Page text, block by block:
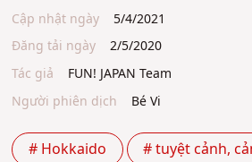
Cập nhật ngày
5/4/2021
Đăng tải ngày
2/5/2020
Tác giả
FUN! JAPAN Team
Người phiên dịch
Bé Vi
# Hokkaido # tuyệt cảnh,